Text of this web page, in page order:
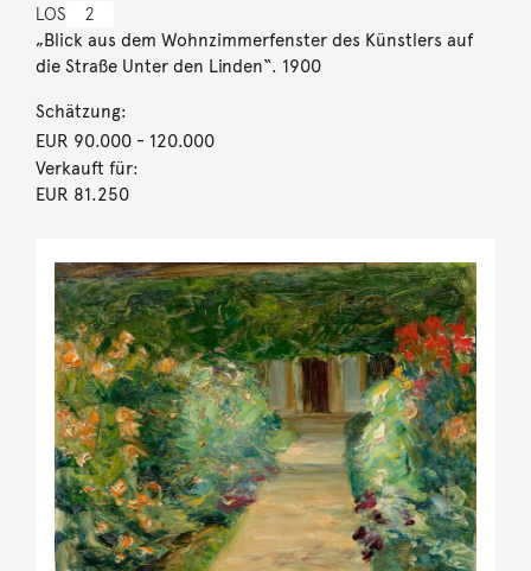
LOS 2
„Blick aus dem Wohnzimmerfenster des Künstlers auf
die Straße Unter den Linden“. 1900
Schätzung:
EUR 90.000- 120.000
Verkauft für:
EUR 81.250